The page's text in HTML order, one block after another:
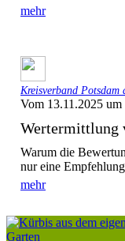
mehr
Kreisverband Potsdam
Vom 13.11.2025
Wertermittlung
Warum die
nur eine
mehr